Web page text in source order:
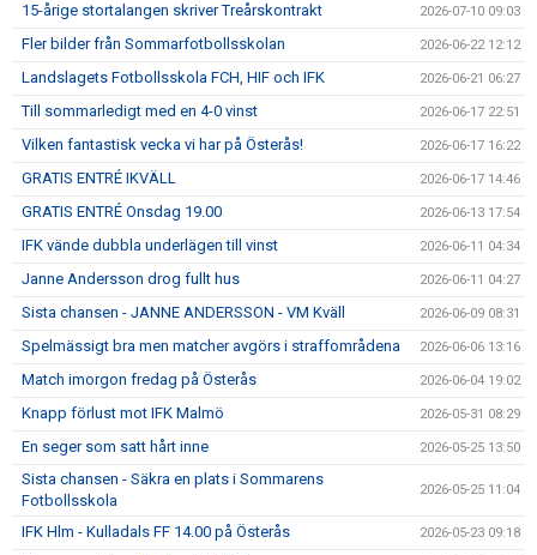
15-årige stortalangen skriver Treårskontrakt 2026-07-10 09:03
Fler bilder från Sommarfotbollsskolan 2026-06-22 12:12
Landslagets Fotbollsskola FCH, HIF och IFK 2026-06-21 06:27
Till sommarledigt med en 4-0 vinst 2026-06-17 22:51
Vilken fantastisk vecka vi har på Österås! 2026-06-17 16:22
GRATIS ENTRÉ IKVÄLL 2026-06-17 14:46
GRATIS ENTRÉ Onsdag 19.00 2026-06-13 17:54
IFK vände dubbla underlägen till vinst 2026-06-11 04:34
Janne Andersson drog fullt hus 2026-06-11 04:27
Sista chansen - JANNE ANDERSSON - VM Kväll 2026-06-09 08:31
Spelmässigt bra men matcher avgörs i straffområdena 2026-06-06 13:16
Match imorgon fredag på Österås 2026-06-04 19:02
Knapp förlust mot IFK Malmö 2026-05-31 08:29
En seger som satt hårt inne 2026-05-25 13:50
Sista chansen - Säkra en plats i Sommarens
Fotbollsskola
2026-05-25 11:04
IFK Hlm - Kulladals FF 14.00 på Österås 2026-05-23 09:18